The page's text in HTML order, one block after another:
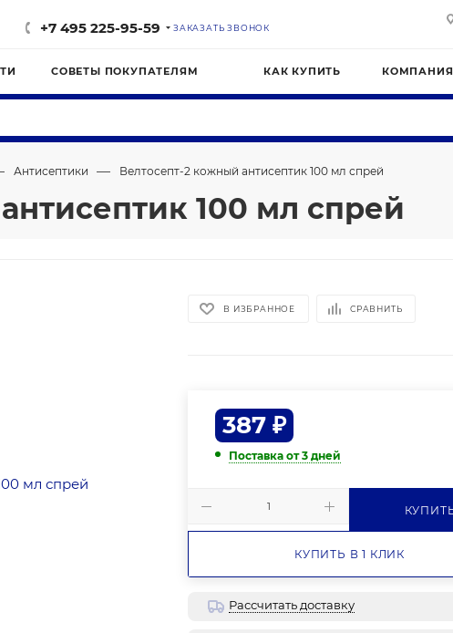
+7 495 225-95-59 ЗАКАЗАТЬ ЗВОНОК
СОВЕТЫ ПОКУПАТЕЛЯМ КАК КУПИТЬ КОМПАНИЯ
Антисептики — Велтосепт-2 кожный антисептик 100 мл спрей
100 мл спрей
В ИЗБРАННОЕ СРАВНИТЬ
387 ₽
Поставка от 3 дней
КУПИТЬ В 1 КЛИК
Рассчитать доставку